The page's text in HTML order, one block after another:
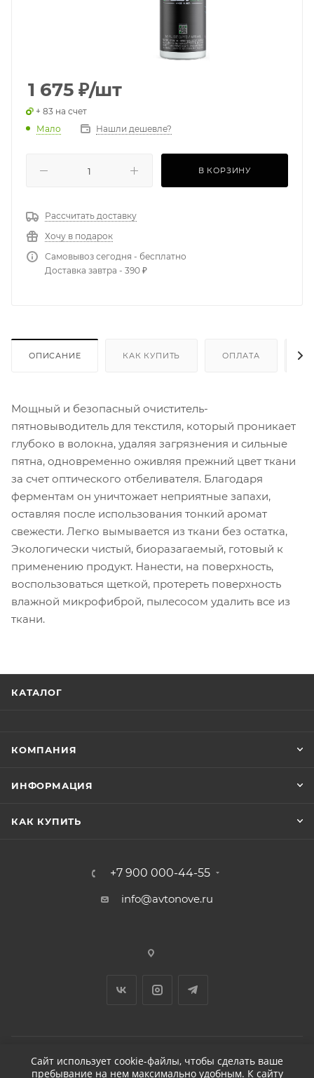
1 675 ₽/шт
+ 83 на счет
Мало
Нашли дешевле?
В КОРЗИНУ
Рассчитать доставку
Хочу в подарок
Самовывоз сегодня - бесплатно
Доставка завтра - 390 ₽
ОПИСАНИЕ КАК КУПИТЬ ОПЛАТА
Мощный и безопасный очиститель-
пятновыводитель для текстиля, который проникает
глубоко в волокна, удаляя загрязнения и сильные
пятна, одновременно оживляя прежний цвет ткани
за счет оптического отбеливателя. Благодаря
ферментам он уничтожает неприятные запахи,
оставляя после использования тонкий аромат
свежести. Легко вымывается из ткани без остатка,
Экологически чистый, биоразагаемый, готовый к
применению продукт. Нанести, на поверхность,
воспользоваться щеткой, протереть поверхность
влажной микрофиброй, пылесосом удалить все из
ткани.
КАТАЛОГ
КОМПАНИЯ
ИНФОРМАЦИЯ
КАК КУПИТЬ
+7 900 000-44-55
info@avtonove.ru
2026 © ДЕТЕЙЛИНГ-МАРКЕТ АВТОНОВЬЕ
Сайт использует cookie-файлы, чтобы сделать ваше
пребывание на нем максимально удобным. К cайту